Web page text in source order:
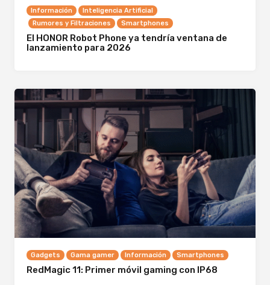
Información
Inteligencia Artificial
Rumores y Filtraciones
Smartphones
El HONOR Robot Phone ya tendría ventana de
lanzamiento para 2026
Gadgets Gama gamer Información Smartphones
RedMagic 11: Primer móvil gaming con IP68